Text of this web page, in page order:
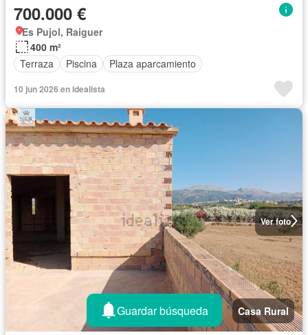
700.000 €
Es Pujol, Raiguer
400 m²
Terraza
Piscina Plaza aparcamiento
10 jun 2026 en idealista
Ver foto
Casa Rural
Guardar búsqueda